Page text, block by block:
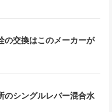
の交換はこのメーカーが
のシングルレバー混合水